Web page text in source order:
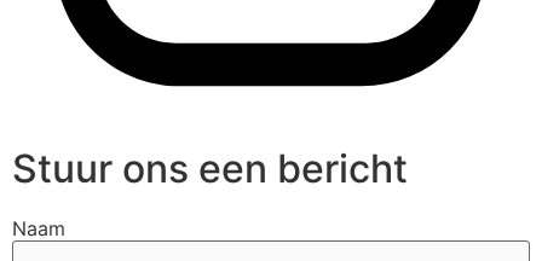
Stuur ons een bericht
Naam